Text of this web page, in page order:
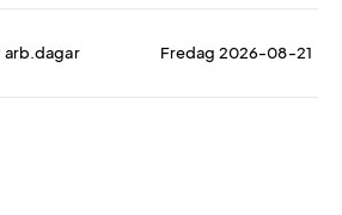
arb.dagar Fredag 2026-08-21